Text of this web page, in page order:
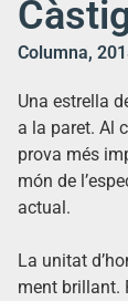
Columna,
Una estrella
a la paret. Al
prova més
món de
actual.
La unitat
ment brillant.